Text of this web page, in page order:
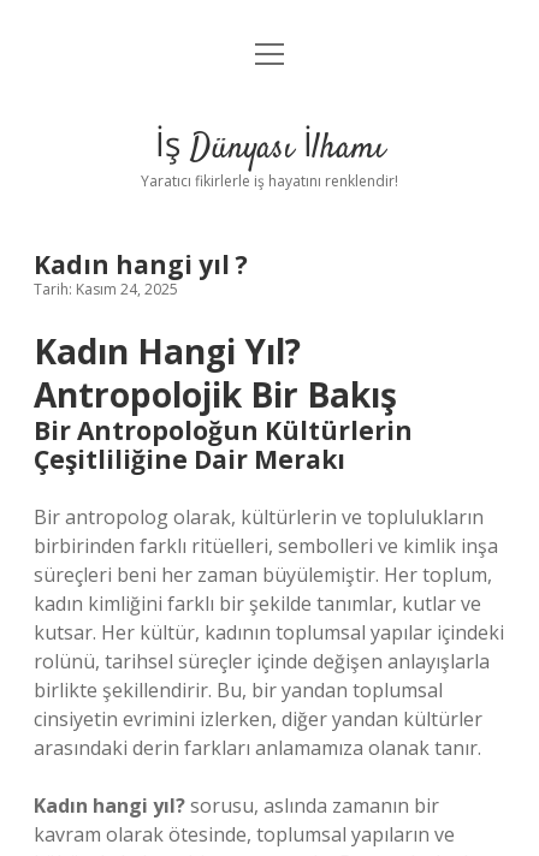
Anasayfa
Yasal Uyarı
menüyü
İş Dünyası İlhamı
Yaratıcı fikirlerle iş hayatını renklendir!
Kadın hangi yıl ?
Tarih: Kasım 24, 2025
Kadın Hangi Yıl?
Antropolojik Bir Bakış
Bir Antropoloğun Kültürlerin
Çeşitliliğine Dair Merakı
Bir antropolog olarak, kültürlerin ve toplulukların
birbirinden farklı ritüelleri, sembolleri ve kimlik inşa
süreçleri beni her zaman büyülemiştir. Her toplum,
kadın kimliğini farklı bir şekilde tanımlar, kutlar ve
kutsar. Her kültür, kadının toplumsal yapılar içindeki
rolünü, tarihsel süreçler içinde değişen anlayışlarla
birlikte şekillendirir. Bu, bir yandan toplumsal
cinsiyetin evrimini izlerken, diğer yandan kültürler
arasındaki derin farkları anlamamıza olanak tanır.
Kadın hangi yıl?sorusu, aslında zamanın bir
kavram olarak ötesinde, toplumsal yapıların ve